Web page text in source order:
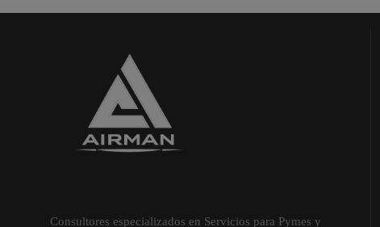
Consultores especializados en Servicios para Pymes y